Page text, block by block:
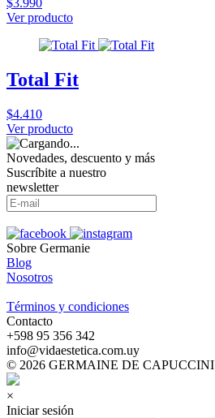
$3.990
Ver producto
Total Fit
$4.410
Ver producto
Novedades, descuento y más
Suscríbite a nuestro
newsletter
Sobre Germanie
Blog
Nosotros
Términos y condiciones
Contacto
‪+598 95 356 342‬
info@vidaestetica.com.uy
© 2026 GERMAINE DE CAPUCCINI
×
Iniciar sesión